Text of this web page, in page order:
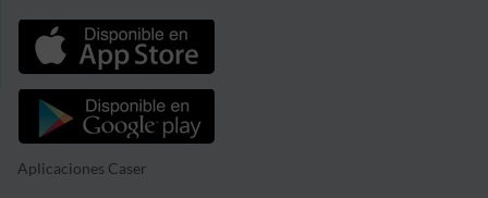
Aplicaciones Caser